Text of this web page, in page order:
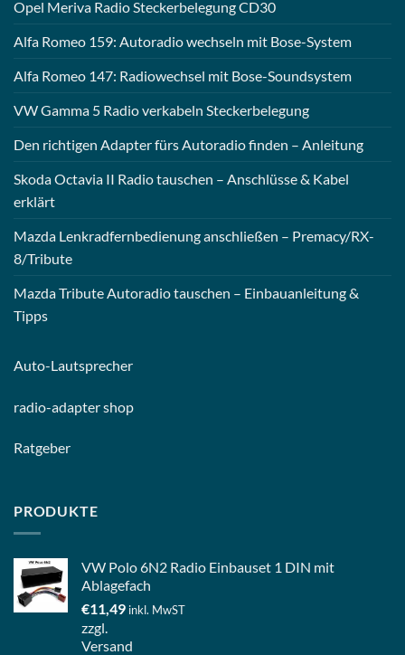
Opel Meriva Radio Steckerbelegung CD30
Alfa Romeo 159: Autoradio wechseln mit Bose-System
Alfa Romeo 147: Radiowechsel mit Bose-Soundsystem
VW Gamma 5 Radio verkabeln Steckerbelegung
Den richtigen Adapter fürs Autoradio finden – Anleitung
Skoda Octavia II Radio tauschen – Anschlüsse & Kabel
erklärt
Mazda Lenkradfernbedienung anschließen – Premacy/RX-
8/Tribute
Mazda Tribute Autoradio tauschen – Einbauanleitung &
Tipps
Auto-Lautsprecher
radio-adapter shop
Ratgeber
PRODUKTE
VW Polo 6N2 Radio Einbauset 1 DIN mit
Ablagefach
€11,49 inkl. MwST
zzgl.
Versand